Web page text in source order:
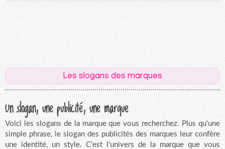
Les slogans des marques
Un slogan, une publicité, une marque
Voici les slogans de la marque que vous recherchez. Plus qu'une
simple phrase, le slogan des publicités des marques leur confère
une identité, un style. C'est l'univers de la marque que vous